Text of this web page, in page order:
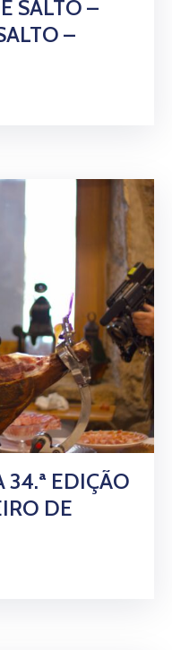
SALTO –
–
34.ª EDIÇÃO
DE